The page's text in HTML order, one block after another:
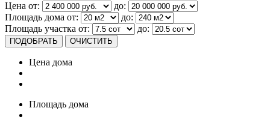
Цена от:
до:
Площадь дома от:
до:
Площадь участка от:
до:
Цена дома
Площадь дома